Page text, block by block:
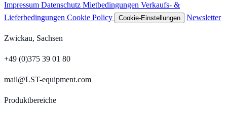
Impressum Datenschutz Mietbedingungen Verkaufs- &
Lieferbedingungen Cookie Policy Cookie-Einstellungen Newsletter
Zwickau, Sachsen
+49 (0)375 39 01 80
mail@LST-equipment.com
Produktbereiche